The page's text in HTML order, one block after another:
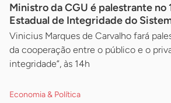
Ministro da CGU é palestrante no
Estadual de Integridade do
Vinicius Marques de Carvalho fará
da cooperação entre o público e o
integridade”, às 14h
Economia & Política